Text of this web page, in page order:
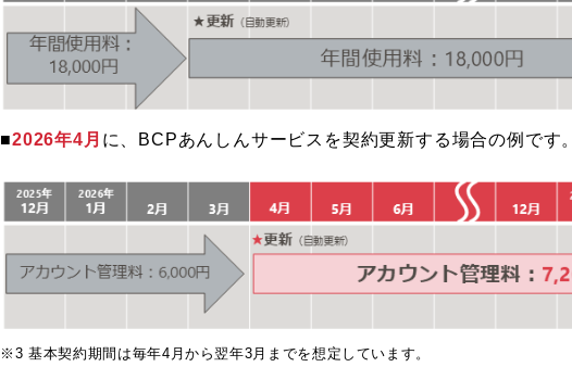
■2026年4月 に、BCPあんしんサービスを契約更新する場合の例です。
※3 基本契約期間は毎年4月から翌年3月までを想定しています。